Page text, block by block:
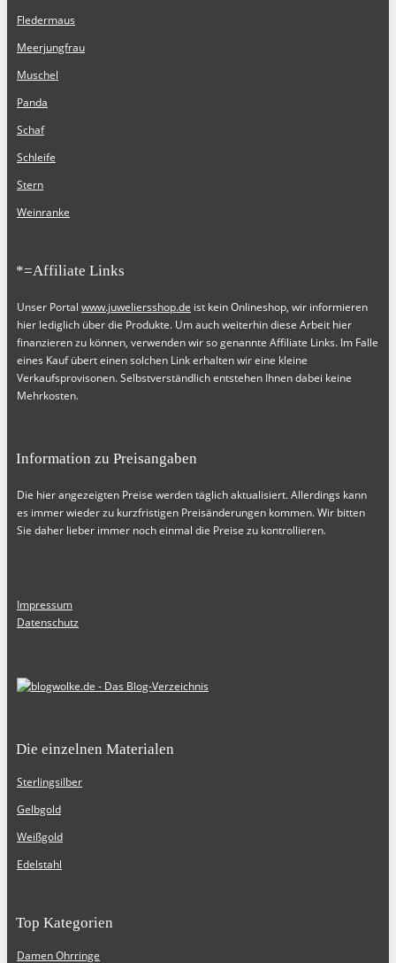
Fledermaus
Meerjungfrau
Muschel
Panda
Schaf
Schleife
Stern
Weinranke
*=Affiliate Links
Unser Portal www.juweliersshop.de ist kein Onlineshop, wir informieren
hier lediglich über die Produkte. Um auch weiterhin diese Arbeit hier
finanzieren zu können, verwenden wir so genannte Affiliate Links. Im Falle
eines Kauf übert einen solchen Link erhalten wir eine kleine
Verkaufsprovisonen. Selbstverständlich entstehen Ihnen dabei keine
Mehrkosten.
Information zu Preisangaben
Die hier angezeigten Preise werden täglich aktualisiert. Allerdings kann
es immer wieder zu kurzfristigen Preisänderungen kommen. Wir bitten
Sie daher lieber immer noch einmal die Preise zu kontrollieren.
Impressum
Datenschutz
Die einzelnen Materialen
Sterlingsilber
Gelbgold
Weißgold
Edelstahl
Top Kategorien
Damen Ohrringe